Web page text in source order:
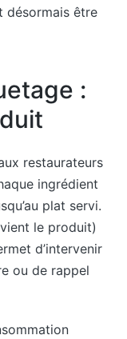
désormais être
:
restaurateurs
ingrédient
plat servi.
le produit)
d’intervenir
ou de rappel